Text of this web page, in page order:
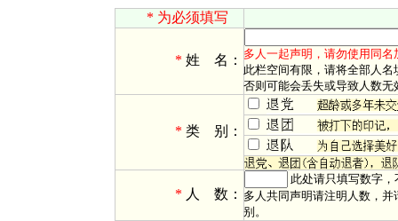
* 为必须填写
* 姓 名： 多人一起声明，请勿使用同
此栏空间有限，请将全部人名
否则可能会丢失或导致人数无
* 类 别：
* 人 数：
此处请只填写数字
多人共同声明请注明人数，并
别。